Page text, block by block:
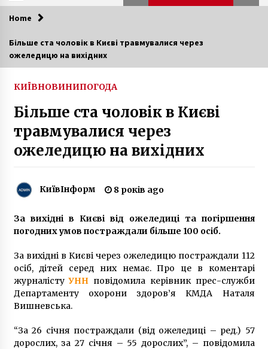
Читають зараз
В Києві триває масштабна акція протесту під
КСУ
6 років ago
Водій потрапив на камери відеофіксації 10
6 років ago
7 років ago
У Києві облаштують 120 паркувальних
майданчиків
Поместье Остен-Сакена: забытый памятник
Киевской области
В Україні 69 військових вважаються
зниклими безвісти
Home
Більше ста чоловік в Києві травмувалися через
ожеледицю на вихідних
КИЇВНОВИНИПОГОДА
Більше ста чоловік в Києві
травмувалися через
ожеледицю на вихідних
КиївІнформ 8 років ago
За вихідні в Києві від ожеледиці та погіршення
погодних умов постраждали більше 100 осіб.
За вихідні в Києві через ожеледицю постраждали 112
осіб, дітей серед них немає. Про це в коментарі
журналістуУНН повідомила керівник прес-служби
Департаменту охорони здоров’я КМДА Наталя
Вишневська.
“За 26 січня постраждали (від ожеледиці – ред.) 57
дорослих, за 27 січня – 55 дорослих”, – повідомила